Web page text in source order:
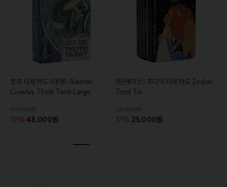
토트 타로카드 (대형) Aleister
Crowley Thoth Tarot Large
19% 48,000원
[틴케이스] 조디악 타로카드 Zodiac
Tarot Tin
17% 25,000원